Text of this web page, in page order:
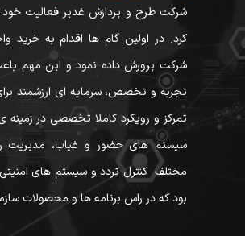
کرد. در اولین گام ها اقدام به خرید
شرکت پرورش داده نمود و این مهم
تجربه و تخصص، سرمایه ای ارزشمند
تمرکز و رویکرد کاملا تخصصی در زمینه
سیستم های حضور و غیاب، مدیریت
مختلف کنترل تردد و سیستم های
بود که در راس برنامه ها و محصولات